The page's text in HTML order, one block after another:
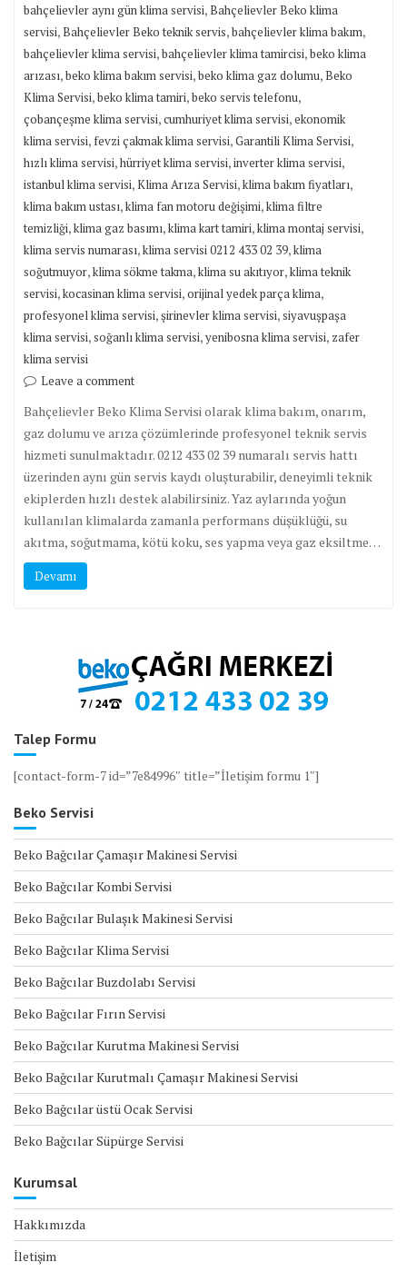
bahçelievler aynı gün klima servisi,Bahçelievler Beko klima
servisi,Bahçelievler Beko teknik servis,bahçelievler klima bakım,
bahçelievler klima servisi,bahçelievler klima tamircisi,beko klima
arızası,beko klima bakım servisi,beko klima gaz dolumu,Beko
Klima Servisi,beko klima tamiri,beko servis telefonu,
çobançeşme klima servisi,cumhuriyet klima servisi,ekonomik
klima servisi, fevzi çakmak klima servisi,Garantili Klima Servisi,
hızlı klima servisi,hürriyet klima servisi,inverter klima servisi,
istanbul klima servisi,Klima Arıza Servisi,klima bakım fiyatları,
klima bakım ustası,klima fan motoru değişimi,klima filtre
temizliği,klima gaz basımı,klima kart tamiri,klima montaj servisi,
klima servis numarası,klima servisi 0212 433 02 39,klima
soğutmuyor,klima sökme takma,klima su akıtıyor,klima teknik
servisi,kocasinan klima servisi,orijinal yedek parça klima,
profesyonel klima servisi,şirinevler klima servisi,siyavuşpaşa
klima servisi,soğanlı klima servisi,yenibosna klima servisi, zafer
klima servisi
Leave a comment
Bahçelievler Beko Klima Servisi olarak klima bakım, onarım,
gaz dolumu ve arıza çözümlerinde profesyonel teknik servis
hizmeti sunulmaktadır. 0212 433 02 39 numaralı servis hattı
üzerinden aynı gün servis kaydı oluşturabilir, deneyimli teknik
ekiplerden hızlı destek alabilirsiniz. Yaz aylarında yoğun
kullanılan klimalarda zamanla performans düşüklüğü, su
akıtma, soğutmama, kötü koku, ses yapma veya gaz eksiltme…
Devamı
Talep Formu
[contact-form-7 id=”7e84996″ title=”İletişim formu 1″]
Beko Servisi
Beko Bağcılar Çamaşır Makinesi Servisi
Beko Bağcılar Kombi Servisi
Beko Bağcılar Bulaşık Makinesi Servisi
Beko Bağcılar Klima Servisi
Beko Bağcılar Buzdolabı Servisi
Beko Bağcılar Fırın Servisi
Beko Bağcılar Kurutma Makinesi Servisi
Beko Bağcılar Kurutmalı Çamaşır Makinesi Servisi
Beko Bağcılar üstü Ocak Servisi
Beko Bağcılar Süpürge Servisi
Kurumsal
Hakkımızda
İletişim